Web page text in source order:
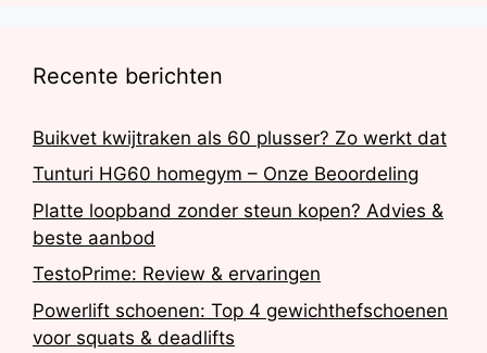
Recente berichten
Buikvet kwijtraken als 60 plusser? Zo werkt dat
Tunturi HG60 homegym – Onze Beoordeling
Platte loopband zonder steun kopen? Advies &
beste aanbod
TestoPrime: Review & ervaringen
Powerlift schoenen: Top 4 gewichthefschoenen
voor squats & deadlifts